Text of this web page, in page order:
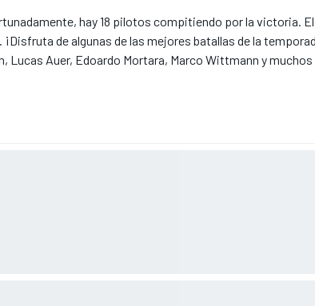
hay 18 pilotos compitiendo por la victoria.
de algunas de las mejores batallas de la
Lucas Auer, Edoardo Mortara, Marco Wittmann y